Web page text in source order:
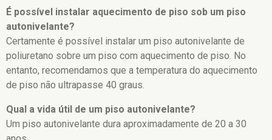
É possível instalar aquecimento de piso sob um piso
autonivelante?
Certamente é possível instalar um piso autonivelante de
poliuretano sobre um piso com aquecimento de piso. No
entanto, recomendamos que a temperatura do aquecimento
de piso não ultrapasse 40 graus.
Qual a vida útil de um piso autonivelante?
Um piso autonivelante dura aproximadamente de 20 a 30